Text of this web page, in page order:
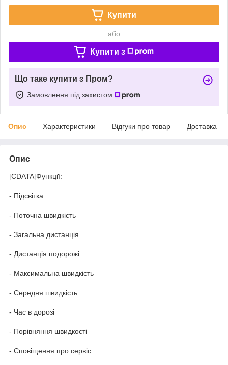
Купити
або
Купити з
Що таке купити з Пром?
Замовлення під захистом
Опис Характеристики Відгуки про товар Доставка
Опис
[CDATA[Функції:
- Підсвітка
- Поточна швидкість
- Загальна дистанція
- Дистанція подорожі
- Максимальна швидкість
- Середня швидкість
- Час в дорозі
- Порівняння швидкості
- Сповіщення про сервіс